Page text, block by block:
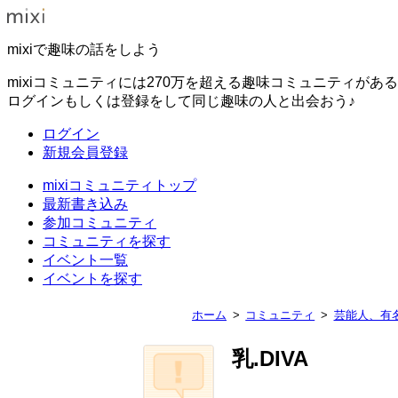
mixiで趣味の話をしよう
mixiコミュニティには270万を超える趣味コミュニティがある
ログインもしくは登録をして同じ趣味の人と出会おう♪
ログイン
新規会員登録
mixiコミュニティトップ
最新書き込み
参加コミュニティ
コミュニティを探す
イベント一覧
イベントを探す
ホーム コミュニティ 芸能人、有
乳.DIVA